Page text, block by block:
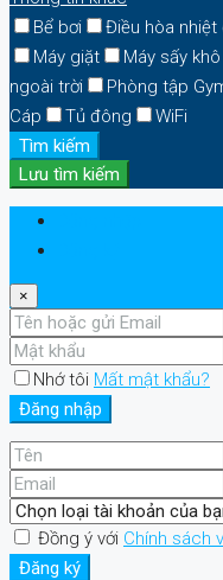
Bể bơi
Điều hòa nhiệt
Máy giặt
Máy sấy khô
ngoài trời
Phòng tập
Cáp
Tủ đông
WiFi
Tìm kiếm
Lưu tìm kiếm
×
Nhớ tôi Mất mật khẩu?
Đăng nhập
Đồng ý với Chính sách
Đăng ký